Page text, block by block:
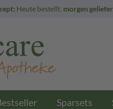
Heute bestellt, morgen
Sparsets